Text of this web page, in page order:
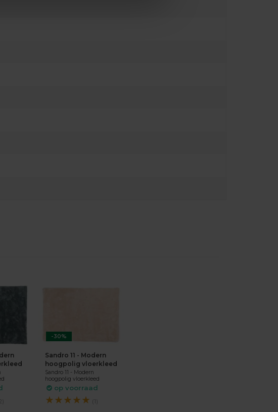
-30%
Sandro 11 - Modern
hoogpolig vloerkleed
Sandro 11 - Modern
hoogpolig vloerkleed
op voorraad
★★★★★ (1)